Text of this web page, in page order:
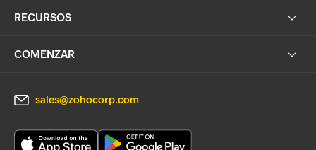
RECURSOS
COMENZAR
sales@zohocorp.com